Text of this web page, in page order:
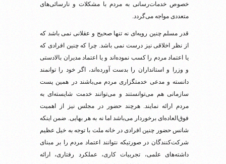
خصوص خدمات‌رسانی به مردم با مشکلات و نارسائی‌های
متعددی مواجه می‌گردد.
قدر مسلم چنین رویه‌ای نه تنها صحیح و عقلانی نمی باشد که
از نظر اخلاقی نیز درست نمی باشد. چرا که چنین افرادی که
یا اعتماد مردم را کسب نموده‌اند و یا اعتماد مدیران بالادستی
و وزرا و استانداران را بدست آورده‌اند، اگر خود را توانمند
دانسته و مدعی خدمتگزاری مردم می‌باشند در همین پست
سازمانی هم می‌توانستند و می‌توانند خدمت شایسته‌ای به
مردم ارائه نمایند. هرچند حضور در مجلس نیز از اهمیت
فوق‌العاده‌ای برخوردار می‌باشد اما نه به هر بهایی. ضمن اینکه
شانس حضور چنین افرادی در خانه ملت با توجه به خیل عظیم
شرکت‌کنندگان در صورتیکه نتوانند اعتماد مردم را بر مبنای
داشته‌های علمی، تجربیات کاری، عملکرد رفتاری، ارائه